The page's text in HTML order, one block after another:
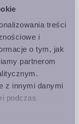
treści
i
o tym, jak
partnerom
z innymi danymi
podczas
wciąż